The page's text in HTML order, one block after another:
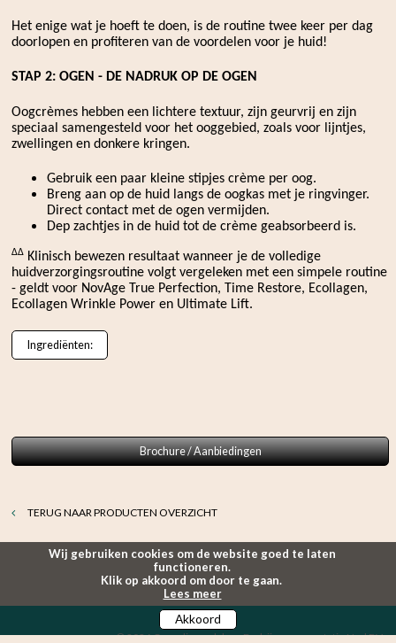
Het enige wat je hoeft te doen, is de routine twee keer per dag
doorlopen en profiteren van de voordelen voor je huid!
STAP 2: OGEN - DE NADRUK OP DE OGEN
Oogcrèmes hebben een lichtere textuur, zijn geurvrij en zijn
speciaal samengesteld voor het ooggebied, zoals voor lijntjes,
zwellingen en donkere kringen.
Gebruik een paar kleine stipjes crème per oog.
Breng aan op de huid langs de oogkas met je ringvinger.
Direct contact met de ogen vermijden.
Dep zachtjes in de huid tot de crème geabsorbeerd is.
∆∆ Klinisch bewezen resultaat wanneer je de volledige
huidverzorgingsroutine volgt vergeleken met een simpele routine
- geldt voor NovAge True Perfection, Time Restore, Ecollagen,
Ecollagen Wrinkle Power en Ultimate Lift.
Ingrediënten:
Brochure / Aanbiedingen
TERUG NAAR PRODUCTEN OVERZICHT
© 2026Gerealiseerd door Bedrijvenpresentatie Ned BV
Wij gebruiken cookies om de website goed te laten
functioneren.
Klik op akkoord om door te gaan.
Lees meer
Akkoord